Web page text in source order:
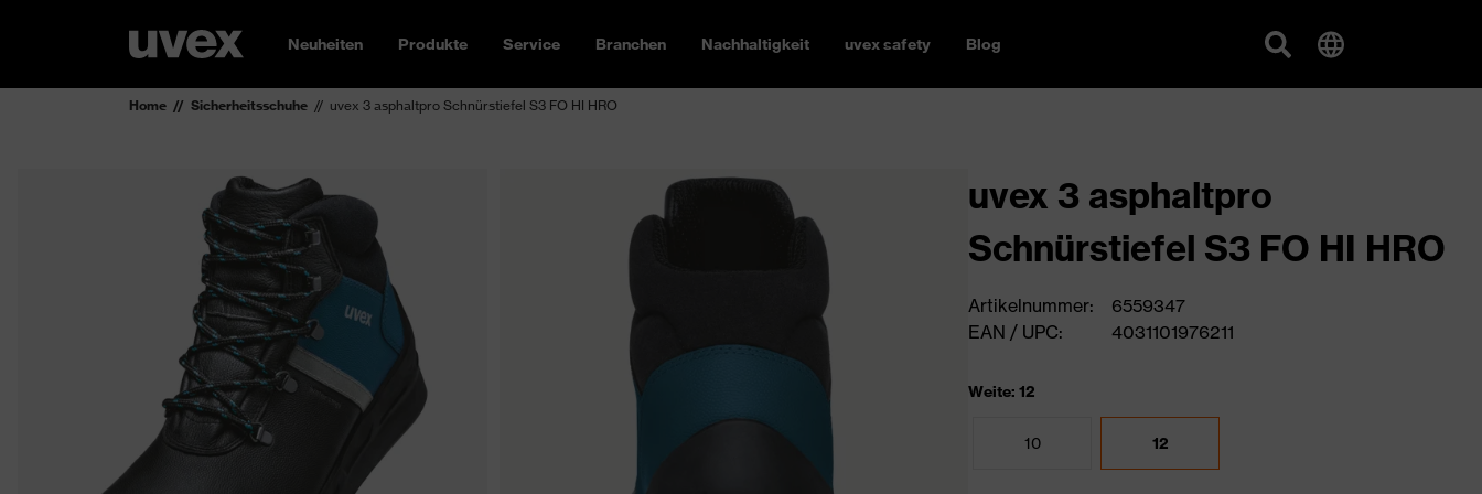
Neuheiten Produkte Service Branchen Nachhaltigkeit uvex safety Blog
Home Sicherheitsschuhe uvex 3 asphaltpro Schnürstiefel S3 FO HI HRO
uvex 3 asphaltpro
Schnürstiefel S3 FO HI HRO
Artikelnummer:
6559347
EAN / UPC:
4031101976211
Weite: 12
10 12